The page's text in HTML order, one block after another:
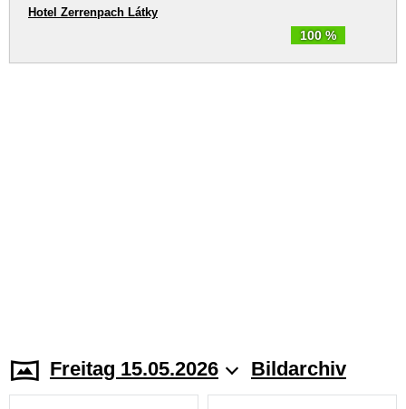
100 %
Hotel Zerrenpach Látky
Freitag 15.05.2026 Bildarchiv